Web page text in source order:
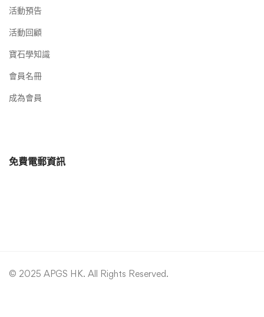
活動預告
活動回顧
寶石學知識
會員名冊
成為會員
免費電郵資訊
© 2025 APGS HK. All Rights Reserved.